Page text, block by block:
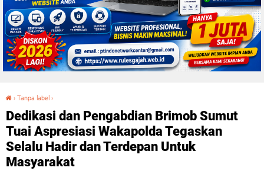
› Tanpa label ›
Dedikasi dan Pengabdian Brimob Sumut
Tuai Aspresiasi Wakapolda Tegaskan
Selalu Hadir dan Terdepan Untuk
Masyarakat